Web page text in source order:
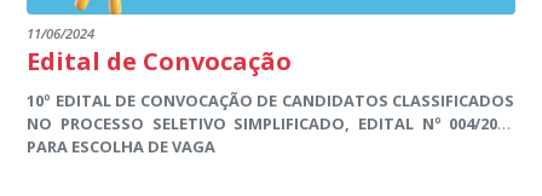
11/06/2024
Edital de Convocação
10º EDITAL DE CONVOCAÇÃO DE CANDIDATOS CLASSIFICADOS
NO PROCESSO SELETIVO SIMPLIFICADO, EDITAL Nº 004/2023
PARA ESCOLHA DE VAGA